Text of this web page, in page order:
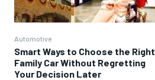
Automotive
Smart Ways to Choose the Right
Family Car Without Regretting
Your Decision Later